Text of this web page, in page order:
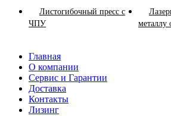
Листогибочный пресс с
ЧПУ
металлу
Главная
О компании
Сервис и Гарантии
Доставка
Контакты
Лизинг